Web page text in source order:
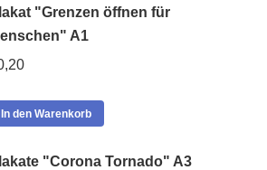
"Grenzen öffnen für
A1
In den Warenkorb
"Corona Tornado" A3